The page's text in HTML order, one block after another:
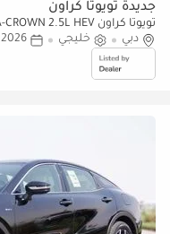
جديدة تويوتا كراون
تويوتا كراون Other 2026 MODEL TOYOTA-CROWN 2.5L HEV
دبي
خليجي 2026